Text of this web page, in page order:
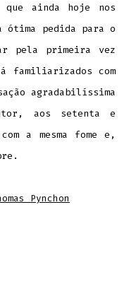
que ainda hoje nos
ótima pedida para o
pela primeira vez
familiarizados com
agradabilíssima
aos setenta e
a mesma fome e,
Pynchon